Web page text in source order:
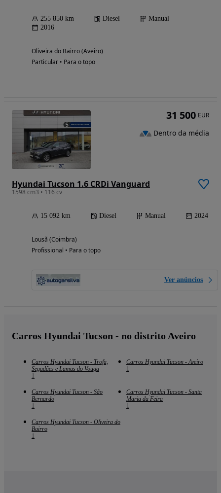
255 850 km Diesel
Manual
2016
Oliveira do Bairro (Aveiro)
Particular • Para o topo
Hyundai Tucson 1.6 CRDi Vanguard
1598 cm3 • 116 cv
15 092 km Diesel Manual 2024
Lousã (Coimbra)
Profissional • Para o topo
Ver anúncios
31 500 EUR
Dentro da média
Carros Hyundai Tucson - no distrito Aveiro
Carros Hyundai Tucson - Trofa,
Segadães e Lamas do Vouga
1
Carros Hyundai Tucson - Aveiro
1
Carros Hyundai Tucson - São
Bernardo
1
Carros Hyundai Tucson - Santa
Maria da Feira
1
Carros Hyundai Tucson - Oliveira do
Bairro
1